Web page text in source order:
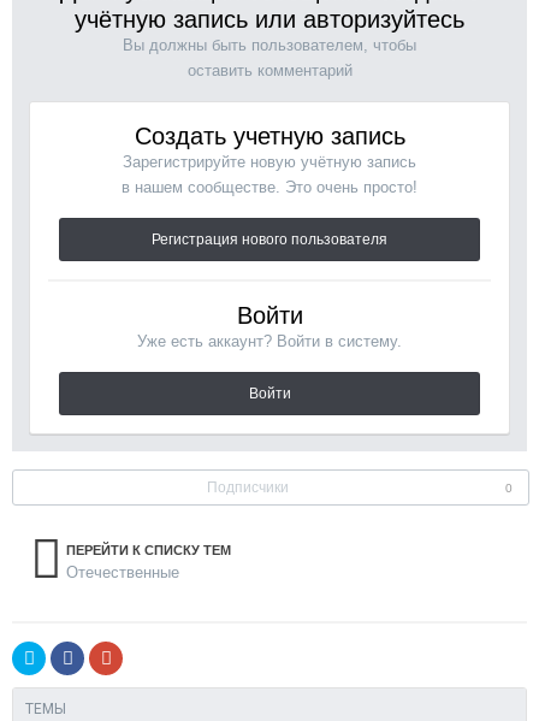
учётную запись или авторизуйтесь
Вы должны быть пользователем, чтобы
оставить комментарий
Создать учетную запись
Зарегистрируйте новую учётную запись
в нашем сообществе. Это очень просто!
Регистрация нового пользователя
Войти
Уже есть аккаунт? Войти в систему.
Войти
Подписчики 0
ПЕРЕЙТИ К СПИСКУ ТЕМ
Отечественные
ТЕМЫ